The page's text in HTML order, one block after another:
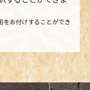
お付けすることができ